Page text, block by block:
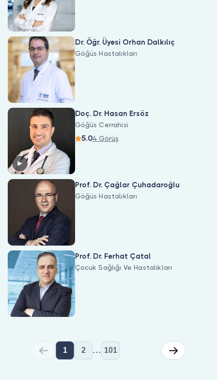
Dr. Öğr. Üyesi Orhan Dalkılıç
Göğüs Hastalıkları
Doç. Dr. Hasan Ersöz
Göğüs Cerrahisi
5.04 Görüş
Prof. Dr. Çağlar Çuhadaroğlu
Göğüs Hastalıkları
Prof. Dr. Ferhat Çatal
Çocuk Sağlığı Ve Hastalıkları
1 2 ... 101